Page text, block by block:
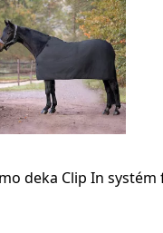
deka Clip In systém